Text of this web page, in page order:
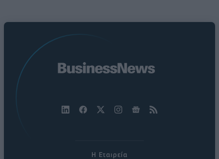
Η Εταιρεία